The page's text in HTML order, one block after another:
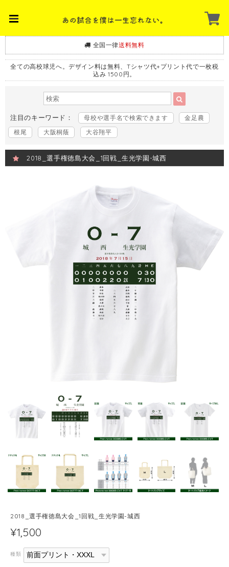
全国一律送料無料
全ての高校球児へ。デザイン料は無料、Tシャツ代+プリント代で一枚税
込み 1500円。
注目のキーワード： 母校や選手名で検索できます
金足農
根尾
大阪桐蔭 大谷翔平
2018_選手権徳島大会_1回戦_生光学園-城西
2018_選手権徳島大会_1回戦_生光学園-城西
¥1,500
種類